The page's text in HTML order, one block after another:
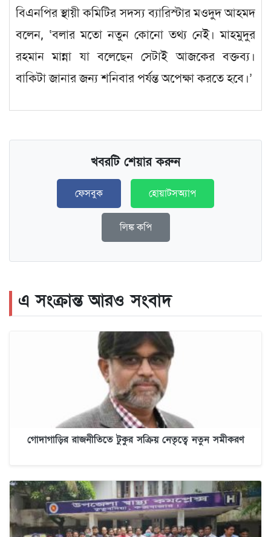
বিএনপির স্থায়ী কমিটির সদস্য ব্যারিস্টার মওদুদ আহমদ
বলেন, ‘বলার মতো নতুন কোনো তথ্য নেই। মাহমুদুর
রহমান মান্না যা বলেছেন সেটাই আজকের বক্তব্য।
বাকিটা জানার জন্য শনিবার পর্যন্ত অপেক্ষা করতে হবে।’
খবরটি শেয়ার করুন
ফেসবুক হোয়াটসঅ্যাপ
লিঙ্ক কপি
এ সংক্রান্ত আরও সংবাদ
গোদাগাড়ির রাজনীতিতে টুকুর সক্রিয় নেতৃত্বে নতুন সমীকরণ